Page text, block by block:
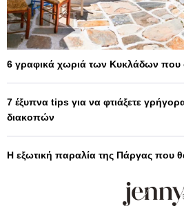
6 γραφικά χωριά των Κυκλάδων που
7 έξυπνα tips για να φτιάξετε
διακοπών
Η εξωτική παραλία της Πάργας που